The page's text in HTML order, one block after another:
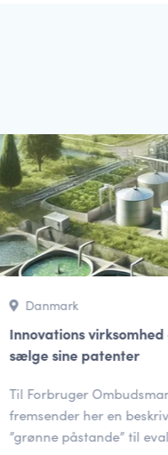
Danmark
Innovations
sælge sine patenter
Til Forbruger
fremsender her en
”grønne påstande” til